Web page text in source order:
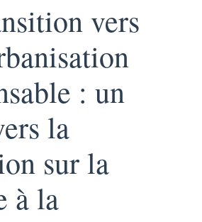
vers
: un
la
sur la
à la